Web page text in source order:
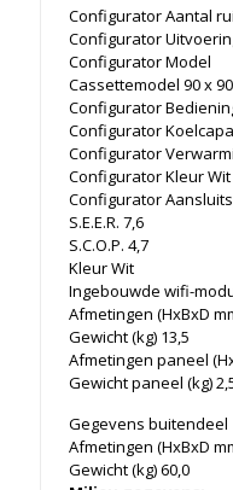
Configurator Aantal
Configurator
Configurator Model
Cassettemodel 90 x 90
Configurator
Configurator
Configurator
Configurator Kleur Wit
Configurator
S.E.E.R. 7,6
S.C.O.P. 4,7
Kleur Wit
Ingebouwde wifi-
Afmetingen (HxBxD
Gewicht (kg) 13,5
Afmetingen paneel
Gewicht paneel (kg)
Gegevens buitendeel
Afmetingen (HxBxD
Gewicht (kg) 60,0